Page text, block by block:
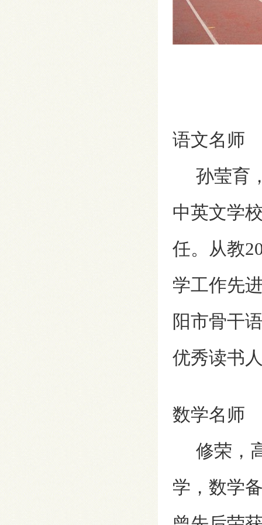
语文名师
孙莹育
中英文学
任。从教
学工作先
阳市骨干
优秀读书
数学名师
修荣，
学，数学